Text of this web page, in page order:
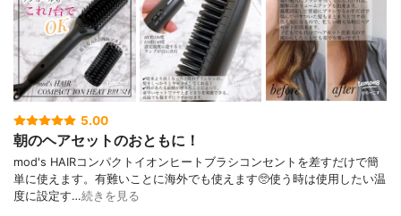
5.00
朝のヘアセットのおともに！
⁡⁡⁡⁡mod's HAIRコンパクトイオンヒートブラシ⁡⁡コンセントを差すだけで簡
単に使えます。有難いことに海外でも使えます🥺⁡使う時は使用したい温
度に設定す…続きを見る